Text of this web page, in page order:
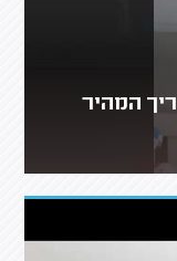
המהיר